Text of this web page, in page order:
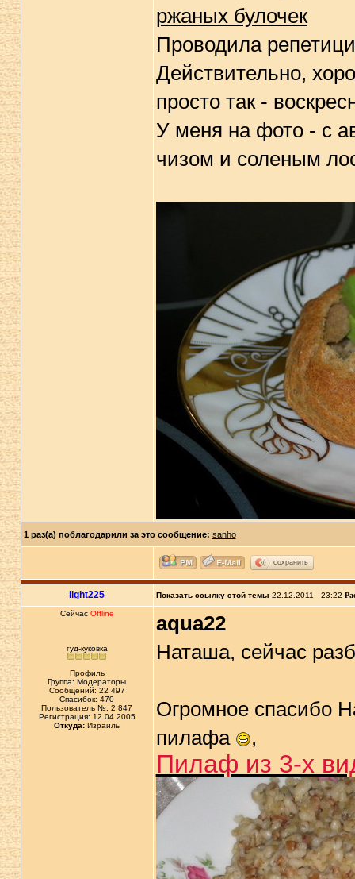
ржаных булочек
Проводила
Действительно,
просто так -
У меня на фото - с
чизом и соленым
1 раз(а) поблагодарили за это сообщение: sanho
сохранить
light225 Показать ссылку этой темы 22.12.2011 - 23:22
Сейчас Offline
гуд-куковка
Профиль
Группа: Модераторы
Сообщений: 22 497
Спасибок: 470
Пользователь №: 2 847
Регистрация: 12.04.2005
Откуда: Израиль
aqua22
Наташа, сейчас
Огромное спасибо
пилафа
,
Пилаф из 3-х